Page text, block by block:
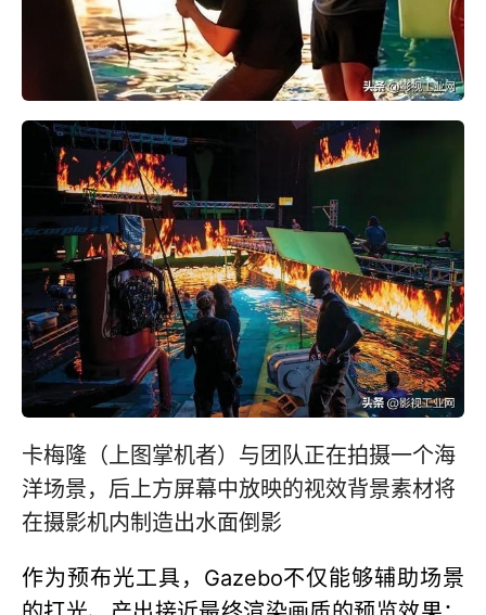
卡梅隆（上图掌机者）与团队正在拍摄一个海
洋场景，后上方屏幕中放映的视效背景素材将
在摄影机内制造出水面倒影
作为预布光工具，Gazebo不仅能够辅助场景